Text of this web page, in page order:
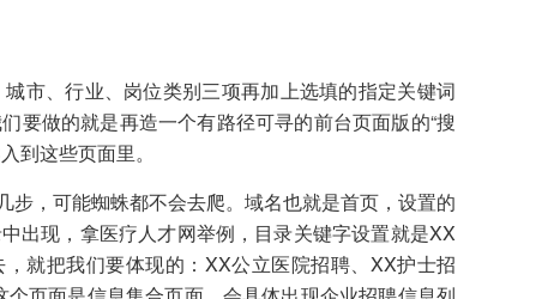
市、行业、岗位类别三项再加上选填的指定关键词
要做的就是再造一个有路径可寻的前台页面版的“搜
到这些页面里。
，可能蜘蛛都不会去爬。域名也就是首页，设置的
出现，拿医疗人才网举例，目录关键字设置就是XX
就把我们要体现的：XX公立医院招聘、XX护士招